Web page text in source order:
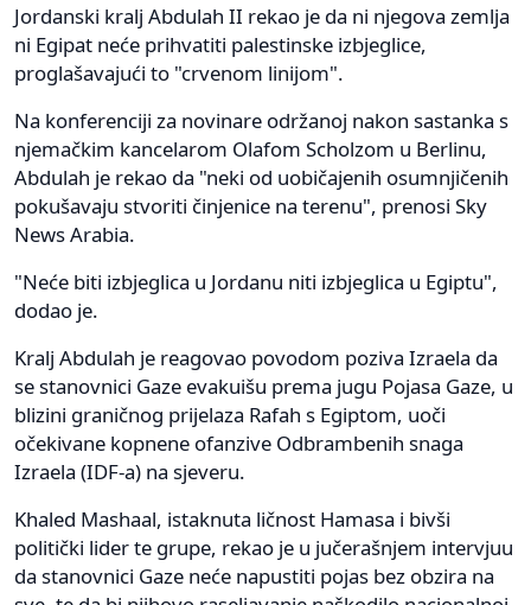
Jordanski kralj Abdulah II rekao je da ni njegova zemlja
ni Egipat neće prihvatiti palestinske izbjeglice,
proglašavajući to "crvenom linijom".
Na konferenciji za novinare održanoj nakon sastanka s
njemačkim kancelarom Olafom Scholzom u Berlinu,
Abdulah je rekao da "neki od uobičajenih osumnjičenih
pokušavaju stvoriti činjenice na terenu", prenosi Sky
News Arabia.
"Neće biti izbjeglica u Jordanu niti izbjeglica u Egiptu",
dodao je.
Kralj Abdulah je reagovao povodom poziva Izraela da
se stanovnici Gaze evakuišu prema jugu Pojasa Gaze, u
blizini graničnog prijelaza Rafah s Egiptom, uoči
očekivane kopnene ofanzive Odbrambenih snaga
Izraela (IDF-a) na sjeveru.
Khaled Mashaal, istaknuta ličnost Hamasa i bivši
politički lider te grupe, rekao je u jučerašnjem intervjuu
da stanovnici Gaze neće napustiti pojas bez obzira na